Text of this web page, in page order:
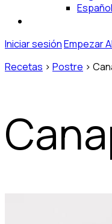
Español
Iniciar sesiónEmpezar
Recetas > Postre >